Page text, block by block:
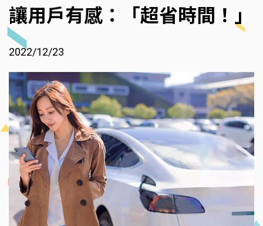
讓用戶有感：「超省時間！」
2022/12/23